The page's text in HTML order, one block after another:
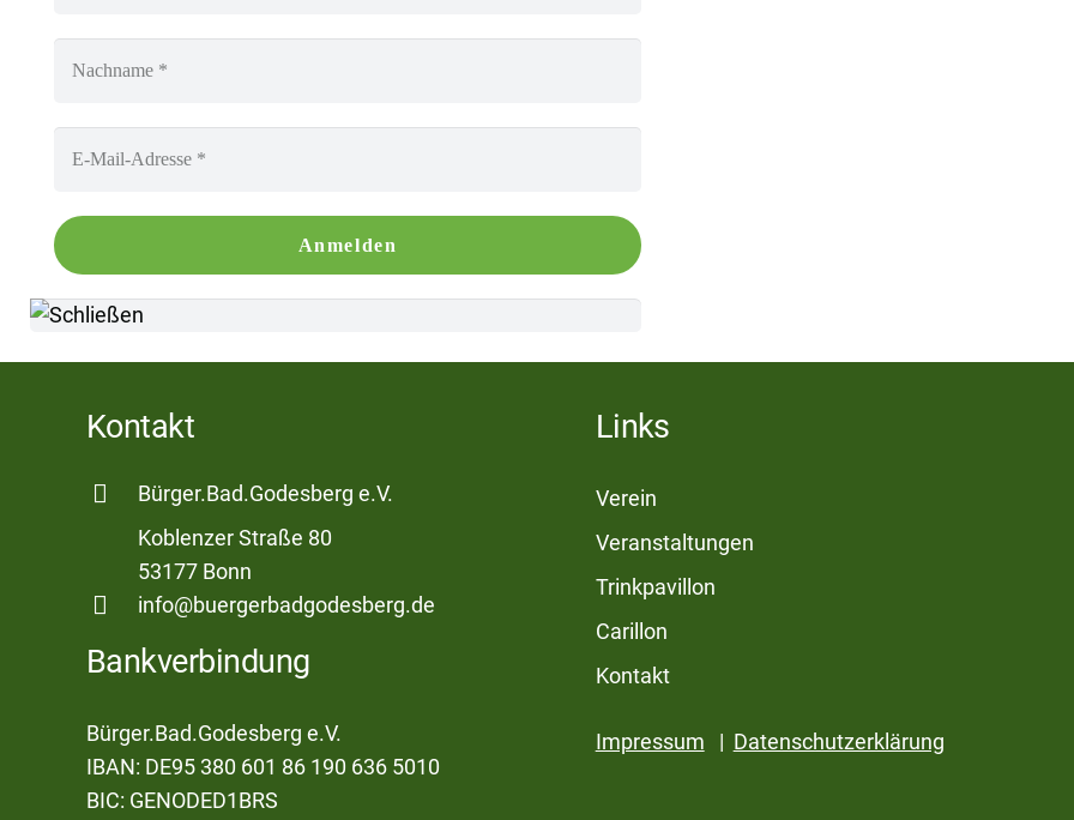
Kontakt
Bürger.Bad.Godesberg e.V.
Koblenzer Straße 80
53177 Bonn
info@buergerbadgodesberg.de
Bankverbindung
Bürger.Bad.Godesberg e.V.
IBAN: DE95 380 601 86 190 636 5010
BIC: GENODED1BRS
Links
Verein
Veranstaltungen
Trinkpavillon
Carillon
Kontakt
Impressum | Datenschutzerklärung